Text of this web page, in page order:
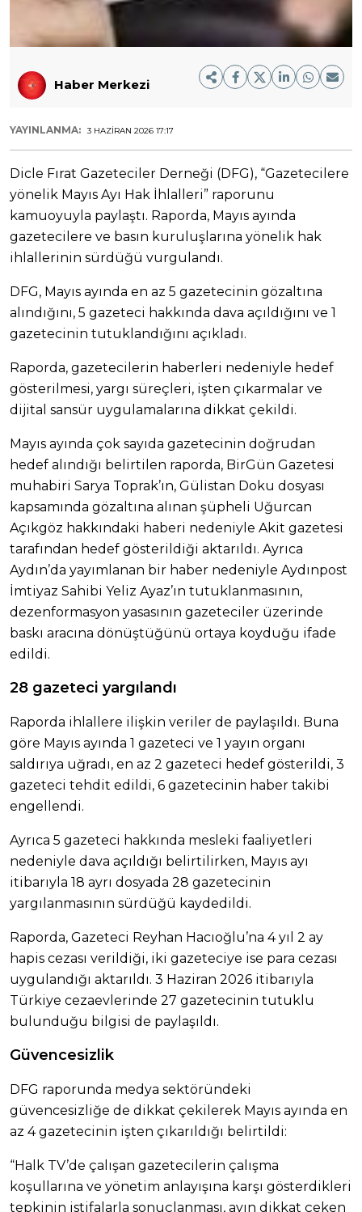
Haber Merkezi
YAYINLANMA: 3 HAZIRAN 2026 17:17
Dicle Fırat Gazeteciler Derneği (DFG), “Gazetecilere
yönelik Mayıs Ayı Hak İhlalleri” raporunu
kamuoyuyla paylaştı. Raporda, Mayıs ayında
gazetecilere ve basın kuruluşlarına yönelik hak
ihlallerinin sürdüğü vurgulandı.
DFG, Mayıs ayında en az 5 gazetecinin gözaltına
alındığını, 5 gazeteci hakkında dava açıldığını ve 1
gazetecinin tutuklandığını açıkladı.
Raporda, gazetecilerin haberleri nedeniyle hedef
gösterilmesi, yargı süreçleri, işten çıkarmalar ve
dijital sansür uygulamalarına dikkat çekildi.
Mayıs ayında çok sayıda gazetecinin doğrudan
hedef alındığı belirtilen raporda, BirGün Gazetesi
muhabiri Sarya Toprak’ın, Gülistan Doku dosyası
kapsamında gözaltına alınan şüpheli Uğurcan
Açıkgöz hakkındaki haberi nedeniyle Akit gazetesi
tarafından hedef gösterildiği aktarıldı. Ayrıca
Aydın’da yayımlanan bir haber nedeniyle Aydınpost
İmtiyaz Sahibi Yeliz Ayaz’ın tutuklanmasının,
dezenformasyon yasasının gazeteciler üzerinde
baskı aracına dönüştüğünü ortaya koyduğu ifade
edildi.
28 gazeteci yargılandı
Raporda ihlallere ilişkin veriler de paylaşıldı. Buna
göre Mayıs ayında 1 gazeteci ve 1 yayın organı
saldırıya uğradı, en az 2 gazeteci hedef gösterildi, 3
gazeteci tehdit edildi, 6 gazetecinin haber takibi
engellendi.
Ayrıca 5 gazeteci hakkında mesleki faaliyetleri
nedeniyle dava açıldığı belirtilirken, Mayıs ayı
itibarıyla 18 ayrı dosyada 28 gazetecinin
yargılanmasının sürdüğü kaydedildi.
Raporda, Gazeteci Reyhan Hacıoğlu’na 4 yıl 2 ay
hapis cezası verildiği, iki gazeteciye ise para cezası
uygulandığı aktarıldı. 3 Haziran 2026 itibarıyla
Türkiye cezaevlerinde 27 gazetecinin tutuklu
bulunduğu bilgisi de paylaşıldı.
Güvencesizlik
DFG raporunda medya sektöründeki
güvencesizliğe de dikkat çekilerek Mayıs ayında en
az 4 gazetecinin işten çıkarıldığı belirtildi:
“Halk TV’de çalışan gazetecilerin çalışma
koşullarına ve yönetim anlayışına karşı gösterdikleri
tepkinin istifalarla sonuçlanması, ayın dikkat çeken